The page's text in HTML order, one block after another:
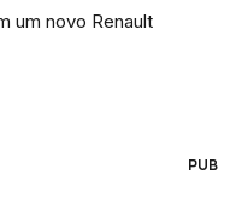
um novo Renault
PUB